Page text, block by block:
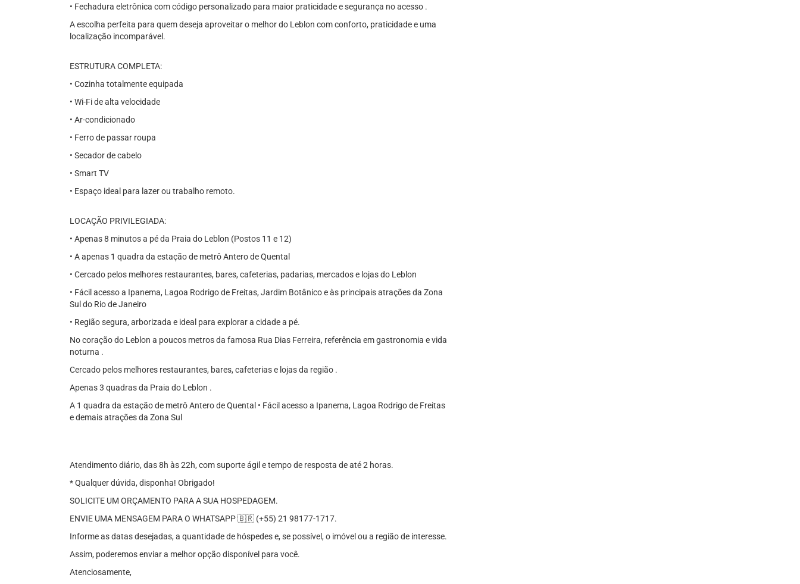
• Fechadura eletrônica com código personalizado para maior praticidade e segurança no acesso .
A escolha perfeita para quem deseja aproveitar o melhor do Leblon com conforto, praticidade e uma
localização incomparável.
ESTRUTURA COMPLETA:
• Cozinha totalmente equipada
• Wi-Fi de alta velocidade
• Ar-condicionado
• Ferro de passar roupa
• Secador de cabelo
• Smart TV
• Espaço ideal para lazer ou trabalho remoto.
LOCAÇÃO PRIVILEGIADA:
• Apenas 8 minutos a pé da Praia do Leblon (Postos 11 e 12)
• A apenas 1 quadra da estação de metrô Antero de Quental
• Cercado pelos melhores restaurantes, bares, cafeterias, padarias, mercados e lojas do Leblon
• Fácil acesso a Ipanema, Lagoa Rodrigo de Freitas, Jardim Botânico e às principais atrações da Zona
Sul do Rio de Janeiro
• Região segura, arborizada e ideal para explorar a cidade a pé.
No coração do Leblon a poucos metros da famosa Rua Dias Ferreira, referência em gastronomia e vida
noturna .
Cercado pelos melhores restaurantes, bares, cafeterias e lojas da região .
Apenas 3 quadras da Praia do Leblon .
A 1 quadra da estação de metrô Antero de Quental • Fácil acesso a Ipanema, Lagoa Rodrigo de Freitas
e demais atrações da Zona Sul
Atendimento diário, das 8h às 22h, com suporte ágil e tempo de resposta de até 2 horas.
* Qualquer dúvida, disponha! Obrigado!
SOLICITE UM ORÇAMENTO PARA A SUA HOSPEDAGEM.
ENVIE UMA MENSAGEM PARA O WHATSAPP 🇧🇷 (+55) 21 98177-1717.
Informe as datas desejadas, a quantidade de hóspedes e, se possível, o imóvel ou a região de interesse.
Assim, poderemos enviar a melhor opção disponível para você.
Atenciosamente,